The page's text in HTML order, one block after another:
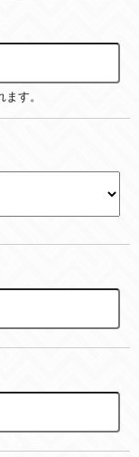
す。